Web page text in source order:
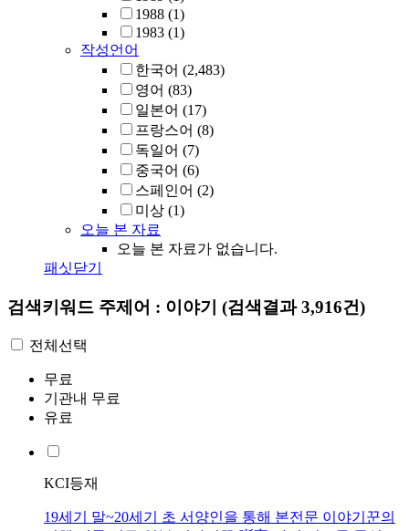
1988 (1)
1983 (1)
작성언어
한국어 (2,483)
영어 (83)
일본어 (17)
프랑스어 (8)
독일어 (7)
중국어 (6)
스페인어 (2)
미상 (1)
오늘 본 자료
오늘 본 자료가 없습니다.
패싯닫기
검색키워드 주제어 : 이야기 (검색결과 3,916건)
전체선택
무료
기관내 무료
유료
KCI등재
19세기 말~20세기 초 서양인을 통해 본전문 이야기꾼의